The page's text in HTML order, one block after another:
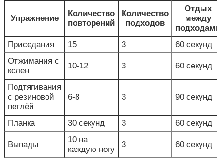
Упражнение
Количество
повторений
Количество
подходов
Отдых
между
Приседания
15 3
60 секунд
Отжимания с
колен
10-12 3 60 секунд
Подтягивания
с резиновой
петлёй
6-8 3 90 секунд
Планка 30 секунд 3 60 секунд
Выпады
10 на
каждую ногу
3 60 секунд